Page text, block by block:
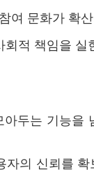
여 문화가 확
적 책임을
두는 기능
의 신뢰를